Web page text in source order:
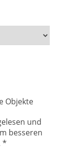
Objekte
und
besseren
*